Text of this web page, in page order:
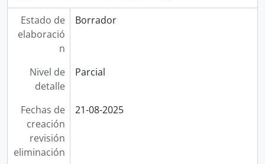
Estado de
elaboració
n
Borrador
Nivel de
detalle
Parcial
Fechas de
creación
revisión
eliminación
21-08-2025